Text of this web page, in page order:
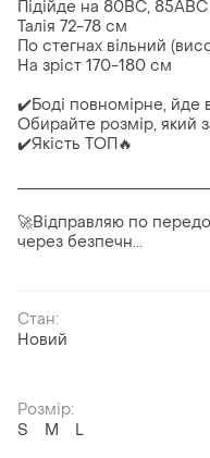
Підійде на 80ВС, 85ABС
Талія 72-78 см
По стегнах вільний
На зріст 170-180 см
✔️Боді повномірне, йде
Обирайте розмір, який
✔️Якість ТОП🔥
🚀Відправляю по
через безпечн...
Стан:
Новий
Розмір:
S
M L